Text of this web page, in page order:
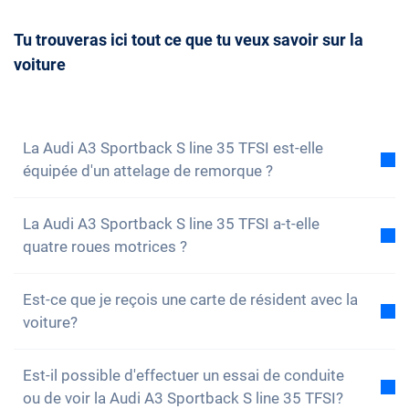
disponibles. Tu as ainsi la possibilité de réserver à
temps le véhicule de ton choix.
toujours nouscontacteret convenir d'un rendez-
vous de conseil avec nous. Nous répondrons
Tu trouveras ici tout ce que tu veux savoir sur la
voiture
La Audi A3 Sportback S line 35 TFSI est-elle
équipée d'un attelage de remorque ?
remorque. Cependant, tu as la possibilité de
l'installer toi-même.
La Audi A3 Sportback S line 35 TFSI a-t-elle
quatre roues motrices ?
35 TFSI n'a pas de quatre roues motrices.
Cependant, la voiture est bien équipée.
Est-ce que je reçois une carte de résident avec la
voiture?
ton canton de résidence. Par conséquent, il n'y a
aucun problème pour obtenir une carte de résident.
Est-il possible d'effectuer un essai de conduite
ou de voir la Audi A3 Sportback S line 35 TFSI?